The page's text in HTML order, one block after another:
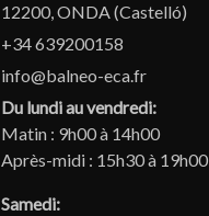
12200, ONDA (Castelló)
+34 639200158
info@balneo-eca.fr
Du lundi au vendredi:
Matin : 9h00 à 14h00
Après-midi : 15h30 à 19h00
Samedi: